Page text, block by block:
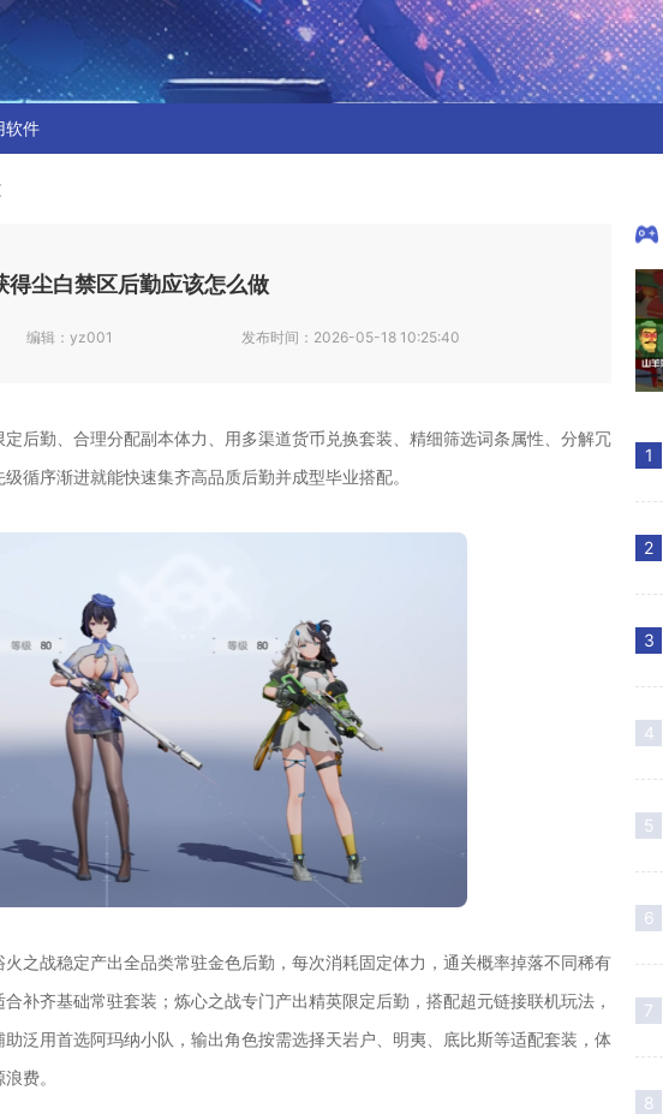
软件
得尘白禁区后勤应该怎么做
编辑： yz001 发布时间： 2026-05-18 10:25:40
后勤、合理分配副本体力、用多渠道货币兑换套装、精细筛选词条属性、分解冗
循序渐进就能快速集齐高品质后勤并成型毕业搭配。
之战稳定产出全品类常驻金色后勤，每次消耗固定体力，通关概率掉落不同稀有
补齐基础常驻套装；炼心之战专门产出精英限定后勤，搭配超元链接联机玩法，
泛用首选阿玛纳小队，输出角色按需选择天岩户、明夷、底比斯等适配套装，体
费。
1
2
3
4
5
6
7
8